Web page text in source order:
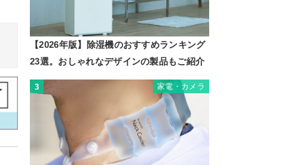
【2026年版】除湿機のおすすめランキング
23選。おしゃれなデザインの製品もご紹介
3 家電・カメラ